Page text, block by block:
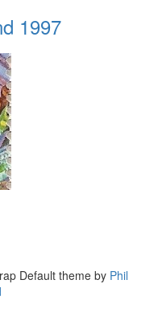
1997
Default theme by Phil